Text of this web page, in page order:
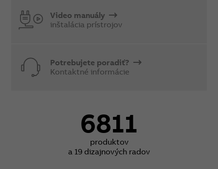
Video manuály
inštalácia prístrojov
Potrebujete poradiť?
Kontaktné informácie
6811
produktov
a 19 dizajnových radov